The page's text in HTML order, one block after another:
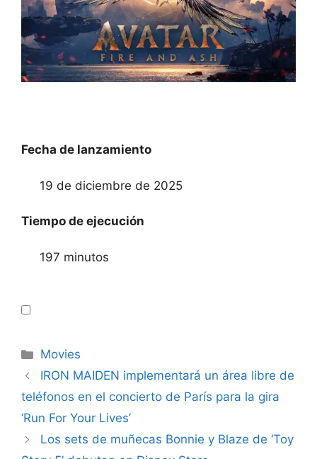
Fecha de lanzamiento
19 de diciembre de 2025
Tiempo de ejecución
197 minutos
Categories
Movies
IRON MAIDEN implementará un área libre de
teléfonos en el concierto de París para la gira
‘Run For Your Lives’
Los sets de muñecas Bonnie y Blaze de ‘Toy